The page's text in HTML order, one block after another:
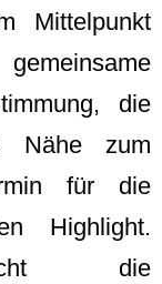
Mittelpunkt
die
Nähe zum
für die
Highlight.
die